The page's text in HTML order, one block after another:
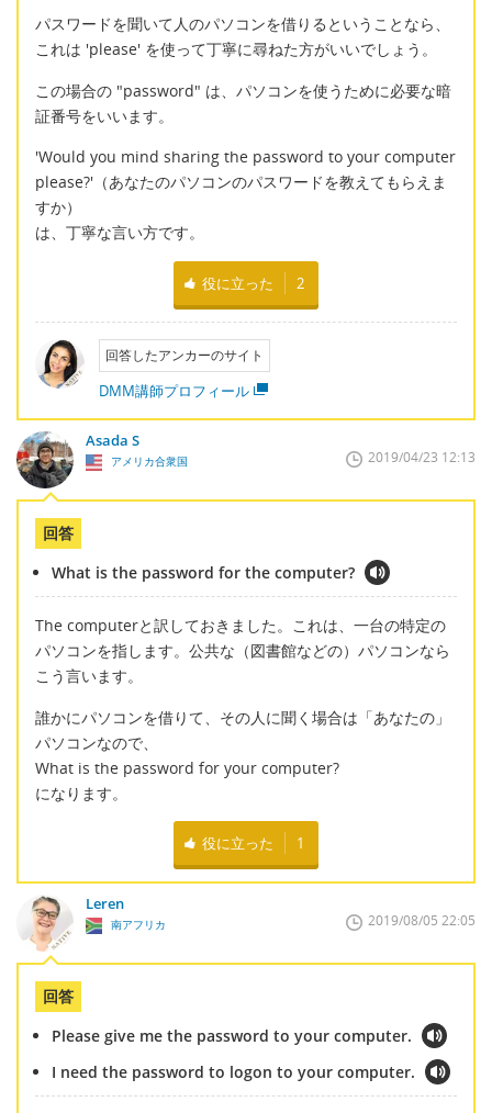
パスワードを聞いて人のパソコンを借りるということなら、
これは 'please' を使って丁寧に尋ねた方がいいでしょう。
この場合の "password" は、パソコンを使うために必要な暗
証番号をいいます。
'Would you mind sharing the password to your computer
please?'（あなたのパソコンのパスワードを教えてもらえま
すか）
は、丁寧な言い方です。
役に立った 2
回答したアンカーのサイト
DMM講師プロフィール
Asada S
アメリカ合衆国 2019/04/23 12:13
回答
What is the password for the computer?
The computerと訳しておきました。これは、一台の特定の
パソコンを指します。公共な（図書館などの）パソコンなら
こう言います。
誰かにパソコンを借りて、その人に聞く場合は「あなたの」
パソコンなので、
What is the password for your computer?
になります。
役に立った 1
Leren
南アフリカ 2019/08/05 22:05
回答
Please give me the password to your computer.
I need the password to logon to your computer.